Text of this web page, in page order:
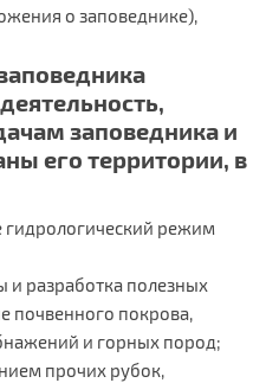
о заповеднике),
заповедника и
его территории, в
режим
и разработка полезных
почвенного покрова,
и горных пород;
прочих рубок,